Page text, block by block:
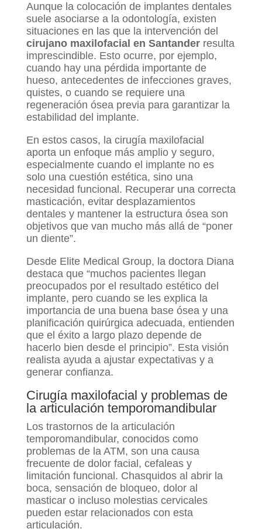
Aunque la colocación de implantes dentales
suele asociarse a la odontología, existen
situaciones en las que la intervención del
cirujano maxilofacial en Santanderresulta
imprescindible. Esto ocurre, por ejemplo,
cuando hay una pérdida importante de
hueso, antecedentes de infecciones graves,
quistes, o cuando se requiere una
regeneración ósea previa para garantizar la
estabilidad del implante.
En estos casos, la cirugía maxilofacial
aporta un enfoque más amplio y seguro,
especialmente cuando el implante no es
solo una cuestión estética, sino una
necesidad funcional. Recuperar una correcta
masticación, evitar desplazamientos
dentales y mantener la estructura ósea son
objetivos que van mucho más allá de “poner
un diente”.
Desde Elite Medical Group, la doctora Diana
destaca que “muchos pacientes llegan
preocupados por el resultado estético del
implante, pero cuando se les explica la
importancia de una buena base ósea y una
planificación quirúrgica adecuada, entienden
que el éxito a largo plazo depende de
hacerlo bien desde el principio”. Esta visión
realista ayuda a ajustar expectativas y a
generar confianza.
Cirugía maxilofacial y problemas de
la articulación temporomandibular
Los trastornos de la articulación
temporomandibular, conocidos como
problemas de la ATM, son una causa
frecuente de dolor facial, cefaleas y
limitación funcional. Chasquidos al abrir la
boca, sensación de bloqueo, dolor al
masticar o incluso molestias cervicales
pueden estar relacionados con esta
articulación.